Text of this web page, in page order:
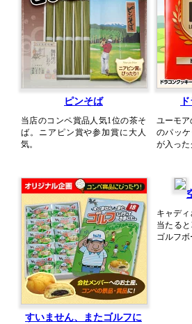
ピンそば
当店のコンペ賞品人気1位の茶そ
ば。ニアピン賞や参加賞に大人
気。
ユーモア
のパッ
が入った
すいません、またゴルフに
キャデ
当たる
ゴルフボ